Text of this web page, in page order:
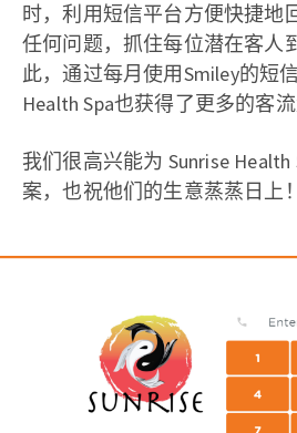
时，利用短信平台方便快捷地
任何问题，抓住每位潜在客人
此，通过每月使用Smiley的短
Health Spa也获得了更多的客流
我们很高兴能为 Sunrise
案，也祝他们的生意蒸蒸日上！